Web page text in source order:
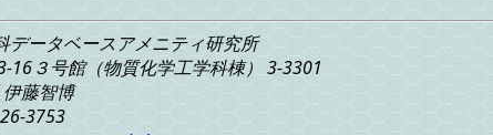
データベースアメニティ研究所
16３号館（物質化学工学科棟） 3-3301
藤智博
3753